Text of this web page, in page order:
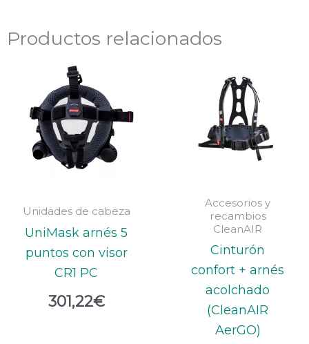
Productos relacionados
Unidades de cabeza
UniMask arnés 5
puntos con visor
CR1 PC
301,22€
Accesorios y
recambios
CleanAIR
Cinturón
confort + arnés
acolchado
(CleanAIR
AerGO)